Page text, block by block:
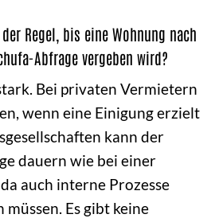
Regel, bis eine Wohnung nach
Abfrage vergeben wird?
Bei privaten Vermietern
wenn eine Einigung erzielt
kann der
dauern wie bei einer
auch interne Prozesse
Es gibt keine